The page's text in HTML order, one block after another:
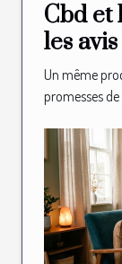
Cbd et
les
ventes
Un même
promesses